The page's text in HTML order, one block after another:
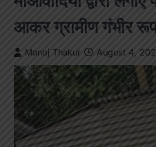
आकर ग्रामीण गंभीर
Manoj Thakur August 4,